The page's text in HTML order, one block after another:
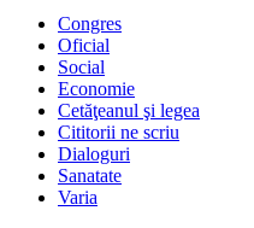
Congres
Oficial
Social
Economie
Cetăţeanul şi legea
Cititorii ne scriu
Dialoguri
Sanatate
Varia